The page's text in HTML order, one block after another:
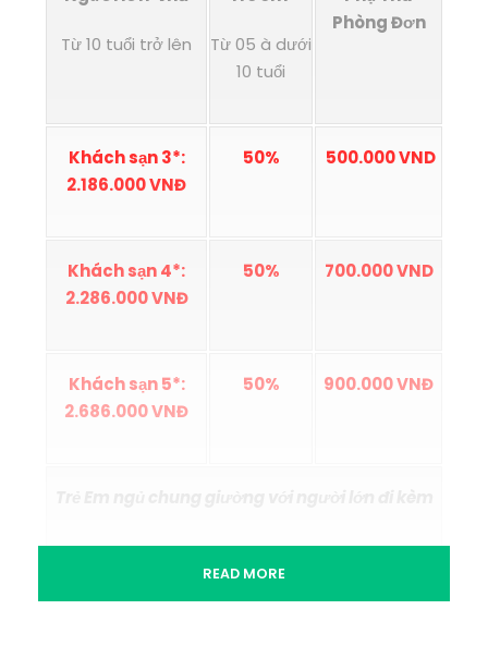
Từ 10 tuổi trở lên
Từ 05 à dưới
10 tuổi
Phòng Đơn
Khách sạn 3*:
2.186.000 VNĐ
50% 500.000 VND
Khách sạn 4*:
2.286.000 VNĐ
50% 700.000 VND
Khách sạn 5*:
2.686.000 VNĐ
50% 900.000 VNĐ
Phụ thu ghế ngồi: 500.000 VNĐ đối với trẻ em
READ MORE